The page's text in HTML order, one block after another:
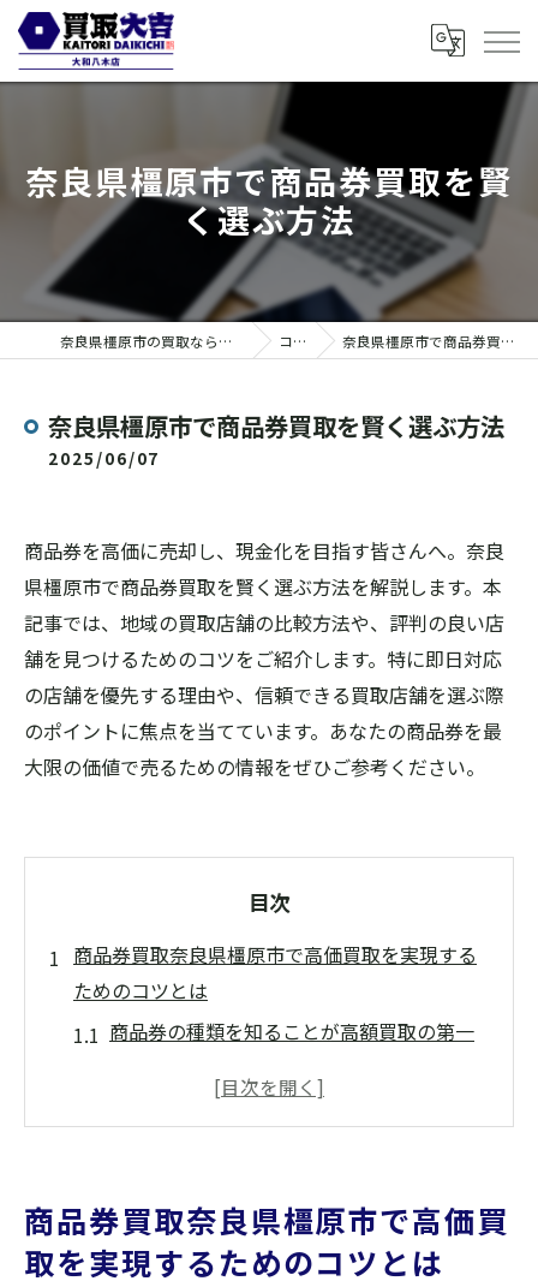
奈良県橿原市で商品券買取を賢
く選ぶ方法
奈良県橿原市の買取なら買取大吉 大和八木店 コラム 奈良県橿原市で商品券買取を賢く選ぶ方法
奈良県橿原市で商品券買取を賢く選ぶ方法
2025/06/07
商品券を高価に売却し、現金化を目指す皆さんへ。奈良
県橿原市で商品券買取を賢く選ぶ方法を解説します。本
記事では、地域の買取店舗の比較方法や、評判の良い店
舗を見つけるためのコツをご紹介します。特に即日対応
の店舗を優先する理由や、信頼できる買取店舗を選ぶ際
のポイントに焦点を当てています。あなたの商品券を最
大限の価値で売るための情報をぜひご参考ください。
目次
商品券買取奈良県橿原市で高価買取を実現する
ためのコツとは
商品券の種類を知ることが高額買取の第一
市場価格を把握して買取価格を見極める
交渉術を駆使して買取価格を引き上げる
口コミや評判を活用して信頼性を確認
商品券買取奈良県橿原市で高価買
取を実現するためのコツとは